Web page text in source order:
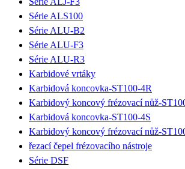
Série ALS100
Série ALU-B2
Série ALU-F3
Série ALU-R3
Karbidové vrtáky
Karbidová koncovka-ST100-4R
Karbidový koncový frézovací nůž-
Karbidová koncovka-ST100-4S
Karbidový koncový frézovací nůž-
řezací čepel frézovacího nástroje
Série DSF